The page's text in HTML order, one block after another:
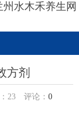
水木禾养生网
方剂
23 评论： 0